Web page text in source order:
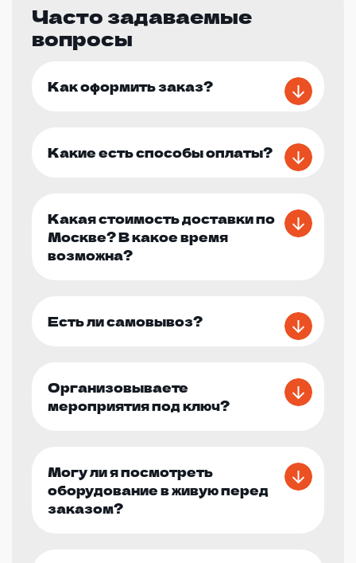
Часто задаваемые
вопросы
Как оформить заказ?
Какие есть способы оплаты?
Какая стоимость доставки по
Москве? В какое время
возможна?
Есть ли самовывоз?
Организовываете
мероприятия под ключ?
Могу ли я посмотреть
оборудование в живую перед
заказом?